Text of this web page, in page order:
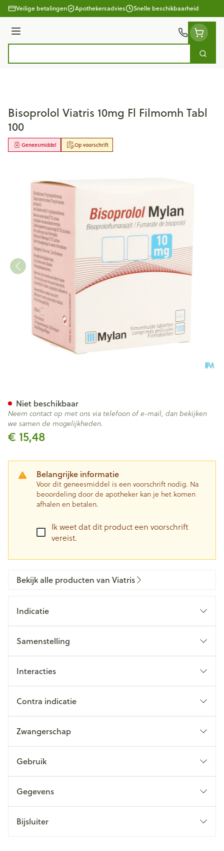
Ga naar de inhoud
Veilige betalingen Apothekersadvies Snelle beschikbaarheid
Menu
Zoek
Bisoprolol Viatris 10mg Fl Filmomh Tabl
100
Op voorschrift
Geneesmiddel
€ 15,48
Belangrijke informatie
Voor dit geneesmiddel is een voorschrift nodig. Na
beoordeling door de apotheker kan je het komen
afhalen en betalen.
Ik weet dat dit product een voorschrift
vereist.
Niet beschikbaar
Neem contact op met ons via telefoon of e-mail, dan bekijken
we samen de mogelijkheden.
Bekijk alle producten van Viatris
Indicatie
Samenstelling
Interacties
Contra indicatie
Zwangerschap
Gebruik
Gegevens
Bijsluiter